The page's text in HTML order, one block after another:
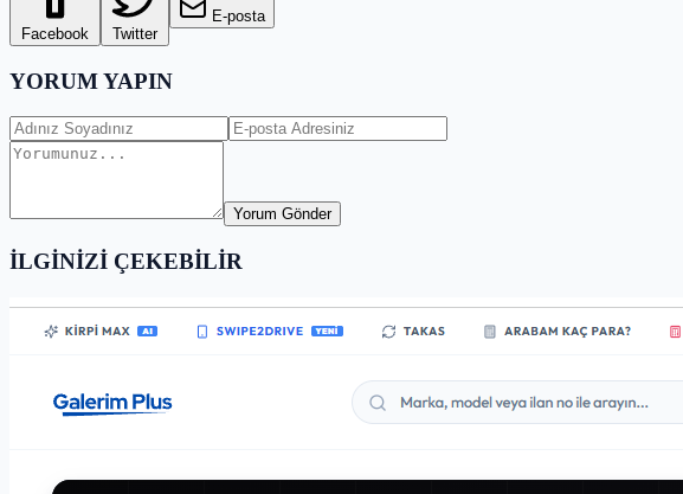
Facebook Twitter
E-posta
YORUM YAPIN
Yorum Gönder
İLGİNİZİ ÇEKEBİLİR